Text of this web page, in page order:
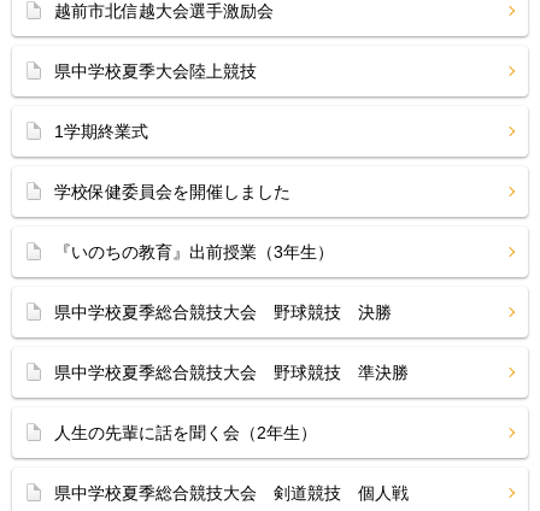
越前市北信越大会選手激励会
県中学校夏季大会陸上競技
1学期終業式
学校保健委員会を開催しました
『いのちの教育』出前授業（3年生）
県中学校夏季総合競技大会 野球競技 決勝
県中学校夏季総合競技大会 野球競技 準決勝
人生の先輩に話を聞く会（2年生）
県中学校夏季総合競技大会 剣道競技 個人戦